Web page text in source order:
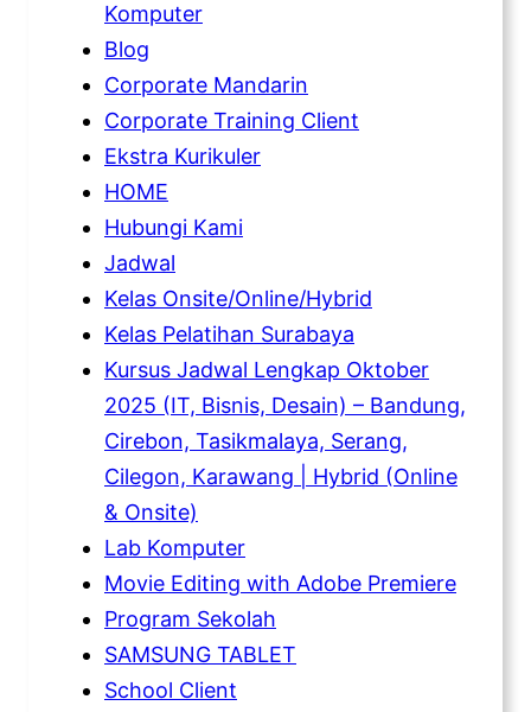
Komputer
Blog
Corporate Mandarin
Corporate Training Client
Ekstra Kurikuler
HOME
Hubungi Kami
Jadwal
Kelas Onsite/Online/Hybrid
Kelas Pelatihan Surabaya
Kursus Jadwal Lengkap Oktober
2025 (IT, Bisnis, Desain) – Bandung,
Cirebon, Tasikmalaya, Serang,
Cilegon, Karawang | Hybrid (Online
& Onsite)
Lab Komputer
Movie Editing with Adobe Premiere
Program Sekolah
SAMSUNG TABLET
School Client